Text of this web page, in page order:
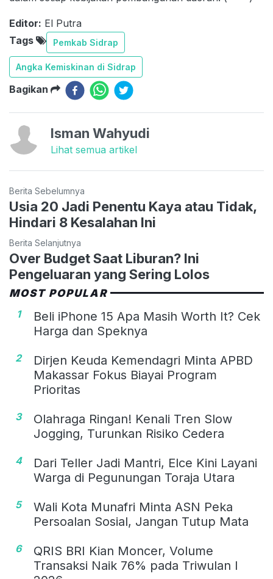
Editor: El Putra
Tags
Pemkab Sidrap
Angka Kemiskinan di Sidrap
Bagikan
Isman Wahyudi
Lihat semua artikel
Berita Sebelumnya
Usia 20 Jadi Penentu Kaya atau Tidak,
Hindari 8 Kesalahan Ini
Berita Selanjutnya
Over Budget Saat Liburan? Ini
Pengeluaran yang Sering Lolos
MOST POPULAR
1
Beli iPhone 15 Apa Masih Worth It? Cek
Harga dan Speknya
2
Dirjen Keuda Kemendagri Minta APBD
Makassar Fokus Biayai Program
Prioritas
3
Olahraga Ringan! Kenali Tren Slow
Jogging, Turunkan Risiko Cedera
4
Dari Teller Jadi Mantri, Elce Kini Layani
Warga di Pegunungan Toraja Utara
5
Wali Kota Munafri Minta ASN Peka
Persoalan Sosial, Jangan Tutup Mata
6
QRIS BRI Kian Moncer, Volume
Transaksi Naik 76% pada Triwulan I